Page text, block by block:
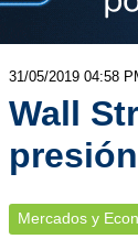
31/05/2019 04:58
Wall
Mercados y